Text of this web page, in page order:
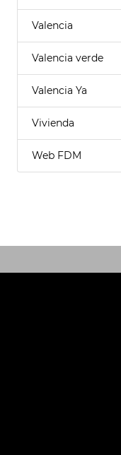
Valencia
Valencia verde
Valencia Ya
Vivienda
Web FDM